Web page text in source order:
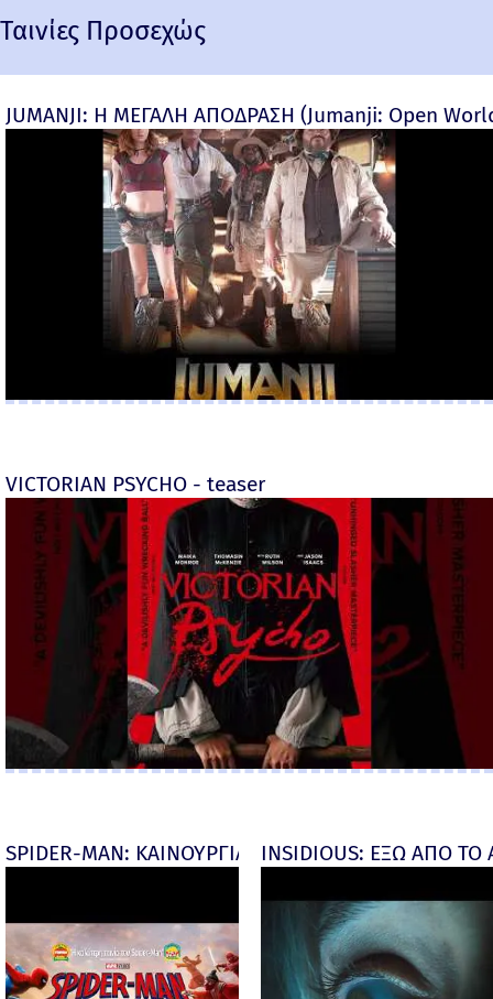
Ταινίες Προσεχώς
JUMANJI: Η ΜΕΓΑΛΗ ΑΠΟΔΡΑΣΗ (Jumanji: Open
VICTORIAN PSYCHO - teaser
SPIDER-MAN: ΚΑΙΝΟΥΡΓΙΑ ΜΕΡΑ (Spider-Man:
INSIDIOUS: ΕΞΩ ΑΠΟ